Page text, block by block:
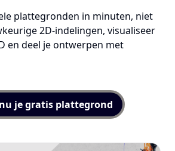
plattegronden in minuten, niet
2D-indelingen, visualiseer
en deel je ontwerpen met
je gratis plattegrond